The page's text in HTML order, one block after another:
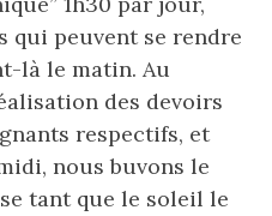
qui peuvent se rendre
là le matin. Au
des devoirs
respectifs, et
nous buvons le
tant que le soleil le